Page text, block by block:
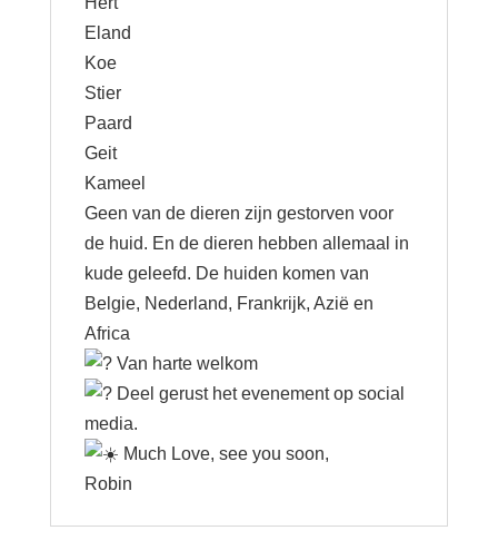
Eland
Koe
Stier
Paard
Geit
Kameel
Geen van de dieren zijn gestorven voor
de huid. En de dieren hebben allemaal in
kude geleefd. De huiden komen van
Belgie, Nederland, Frankrijk, Azië en
Africa
Van harte welkom
Deel gerust het evenement op social
media.
Much Love, see you soon,
Robin